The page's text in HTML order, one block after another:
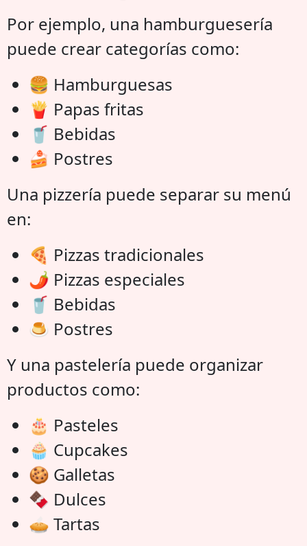
Por ejemplo, una hamburguesería
puede crear categorías como:
🍔 Hamburguesas
🍟 Papas fritas
🥤 Bebidas
🍰 Postres
Una pizzería puede separar su menú
en:
🍕 Pizzas tradicionales
🌶️ Pizzas especiales
🥤 Bebidas
🍮 Postres
Y una pastelería puede organizar
productos como:
🎂 Pasteles
🧁 Cupcakes
🍪 Galletas
🍫 Dulces
🥧 Tartas